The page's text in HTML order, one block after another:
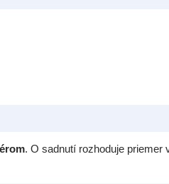
. O sadnutí rozhoduje priemer